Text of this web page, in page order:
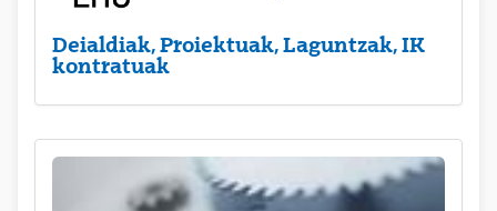
Deialdiak, Proiektuak, Laguntzak, IK
kontratuak